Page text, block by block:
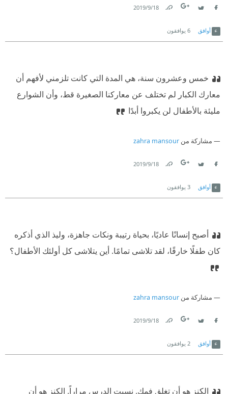
18‏/9‏/2019
أوافق 6 يوافقون
خمس وعشرون سنة، هي المدة التي كانت تلزمني لأفهم أن
معارك الكبار لم تختلف عن معاركنا الصغيرة قط، وأن الشوارع
مليئة بالأطفال لن يكبروا أبدًا
مشاركة من zahra mansour
18‏/9‏/2019
أوافق 3 يوافقون
أصبح إنسانًا عاديًا، بحياة رتيبة ونكات جاهزة، وليذ الذي أذكره
كان طفلًا خارقًا، لقد تلاشى تمامًا. أين يتلاشى كل أولئك الأطفال؟
مشاركة من zahra mansour
18‏/9‏/2019
أوافق 2 يوافقون
الكنز هو أن تغلق فمك. نسيت الدرس مراراً. الكنز هو أن